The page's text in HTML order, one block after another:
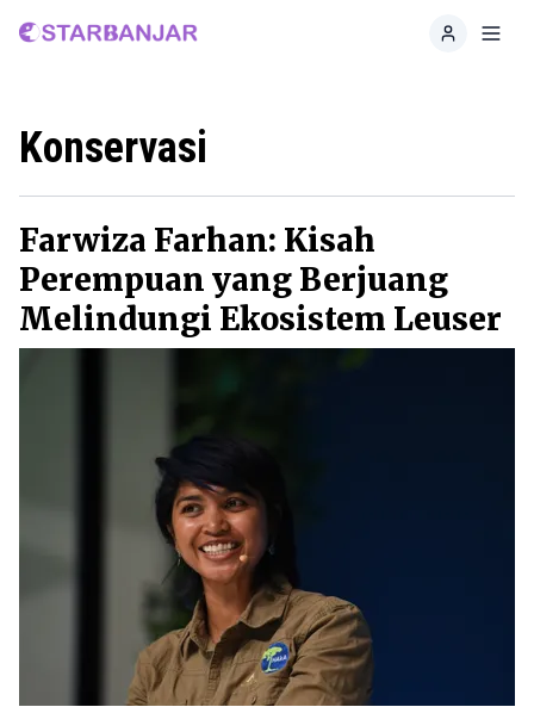
Home
Konservasi
Farwiza Farhan: Kisah
Perempuan yang Berjuang
Melindungi Ekosistem Leuser